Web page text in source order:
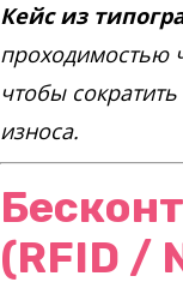
Кейс из
проходимостью
чтобы
износа.
(RFID /